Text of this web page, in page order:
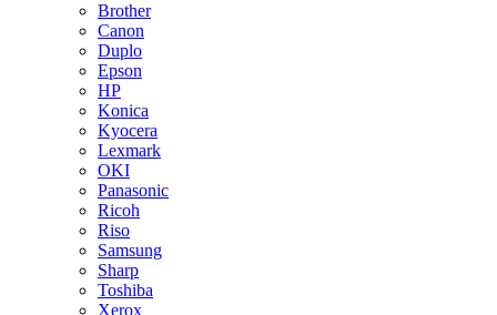
Brother
Canon
Duplo
Epson
HP
Konica
Kyocera
Lexmark
OKI
Panasonic
Ricoh
Riso
Samsung
Sharp
Toshiba
Xerox